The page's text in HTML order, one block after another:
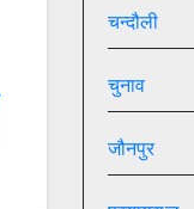
चन्दौली
चुनाव
जौनपुर